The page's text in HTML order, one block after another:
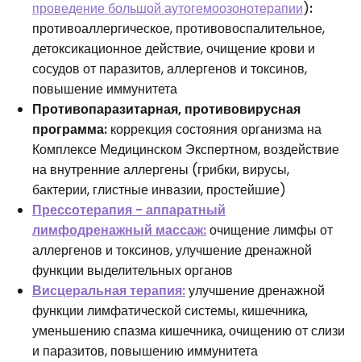
проведение большой аутогемоозонотерапии):
противоаллергическое, противовоспалительное,
детоксикационное действие, очищение крови и
сосудов от паразитов, аллергенов и токсинов,
повышение иммунитета
Противопаразитарная, противовирусная
программа: коррекция состояния организма на
Комплексе Медицинском Экспертном, воздействие
на внутренние аллергены (грибки, вирусы,
бактерии, глистные инвазии, простейшие)
Прессотерапия - аппаратный
лимфодренажный массаж:очищение лимфы от
аллергенов и токсинов, улучшение дренажной
функции выделительных органов
Висцеральная терапия:улучшение дренажной
функции лимфатической системы, кишечника,
уменьшению спазма кишечника, очищению от слизи
и паразитов, повышению иммунитета